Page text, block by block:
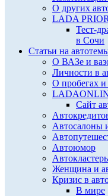
О других
LADA
Тест-
в Сочи
Статьи на
О ВАЗе и
Личности в
О пробегах и
Сайт
Автосалоны
Автоюмор
Женщина и
Кризис в
В мире